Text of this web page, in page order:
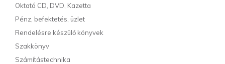
Oktató CD, DVD, Kazetta
Pénz, befektetés, üzlet
Rendelésre készülő könyvek
Szakkönyv
Számítástechnika